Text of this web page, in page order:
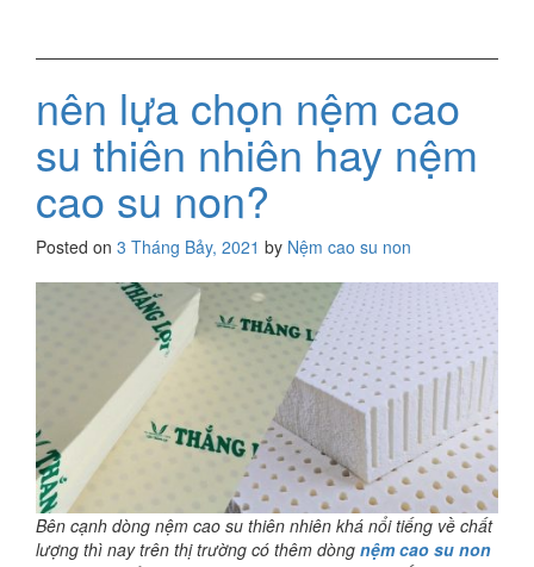
nên lựa chọn nệm cao
su thiên nhiên hay nệm
cao su non?
Posted on 3 Tháng Bảy, 2021 by Nệm cao su non
Bên cạnh dòng nệm cao su thiên nhiên khá nổi tiếng về chất
lượng thì nay trên thị trường có thêm dòng nệm cao su non